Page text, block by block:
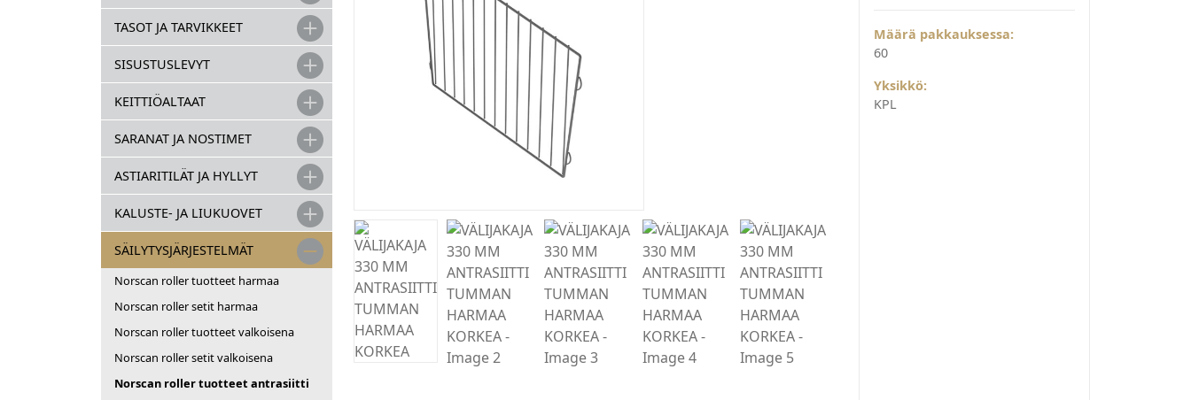
TASOT JA TARVIKKEET
SISUSTUSLEVYT
KEITTIÖALTAAT
SARANAT JA NOSTIMET
ASTIARITILÄT JA HYLLYT
KALUSTE- JA LIUKUOVET
SÄILYTYSJÄRJESTELMÄT
Norscan roller tuotteet harmaa
Norscan roller setit harmaa
Norscan roller tuotteet valkoisena
Norscan roller setit valkoisena
Norscan roller tuotteet antrasiitti
Määrä pakkauksessa:
60
Yksikkö:
KPL